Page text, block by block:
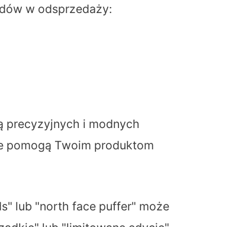
w odsprzedaży:
precyzyjnych i modnych
pomogą Twoim produktom
lub "north face puffer" może